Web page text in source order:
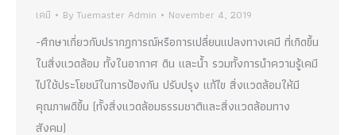
เคมี ByTuemaster Admin November 4, 2019
-ศึกษาเกี่ยวกับปรากฏการณ์หรือการเปลี่ยนแปลงทางเคมี ที่เกิดขึ้น
ในสิ่งแวดล้อม ทั้งในอากาศ ดิน และน้ำ รวมทั้งการนำความรู้เคมี
ไปใช้ประโยชน์ในการป้องกัน ปรับปรุง แก้ไข สิ่งแวดล้อมให้มี
คุณภาพดีขึ้น (ทั้งสิ่งแวดล้อมธรรมชาติและสิ่งแวดล้อมทาง
สังคม)